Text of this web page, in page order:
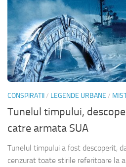
CONSPIRATII/ LEGENDE URBANE /
Tunelul timpului,
catre armata SUA
Tunelul timpului a fost descoperit,
cenzurat toate stirile referitoare la